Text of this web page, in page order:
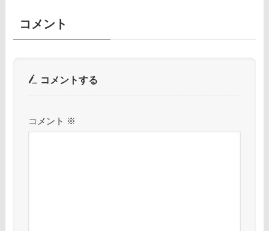
コメント
コメントする
コメント ※